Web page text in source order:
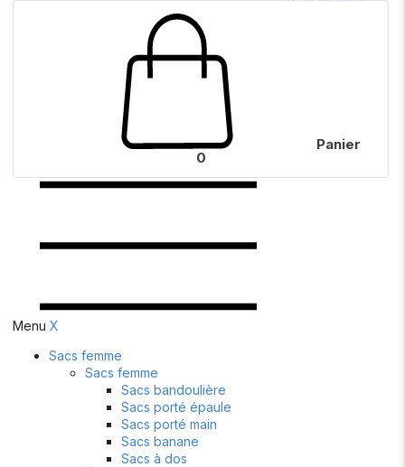
Panier
0
Menu X
Sacs femme
Sacs femme
Sacs bandoulière
Sacs porté épaule
Sacs porté main
Sacs banane
Sacs à dos